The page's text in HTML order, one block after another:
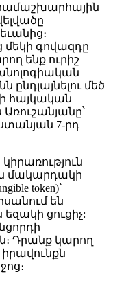
համաշխարհային
մեկի գովազդը
ենք ուրիշ
ընդլայնելու մեծ
հայկական
7-րդ
մակարդակի
token)`
են
ցուցիչ:
Դրանք կարող